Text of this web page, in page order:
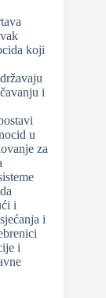
koji
i
u
za
i
i
i